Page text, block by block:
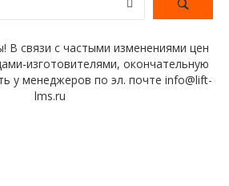
В связи с частыми изменениями цен
изготовителями, окончательную
у менеджеров по эл. почте info@lift-
lms.ru